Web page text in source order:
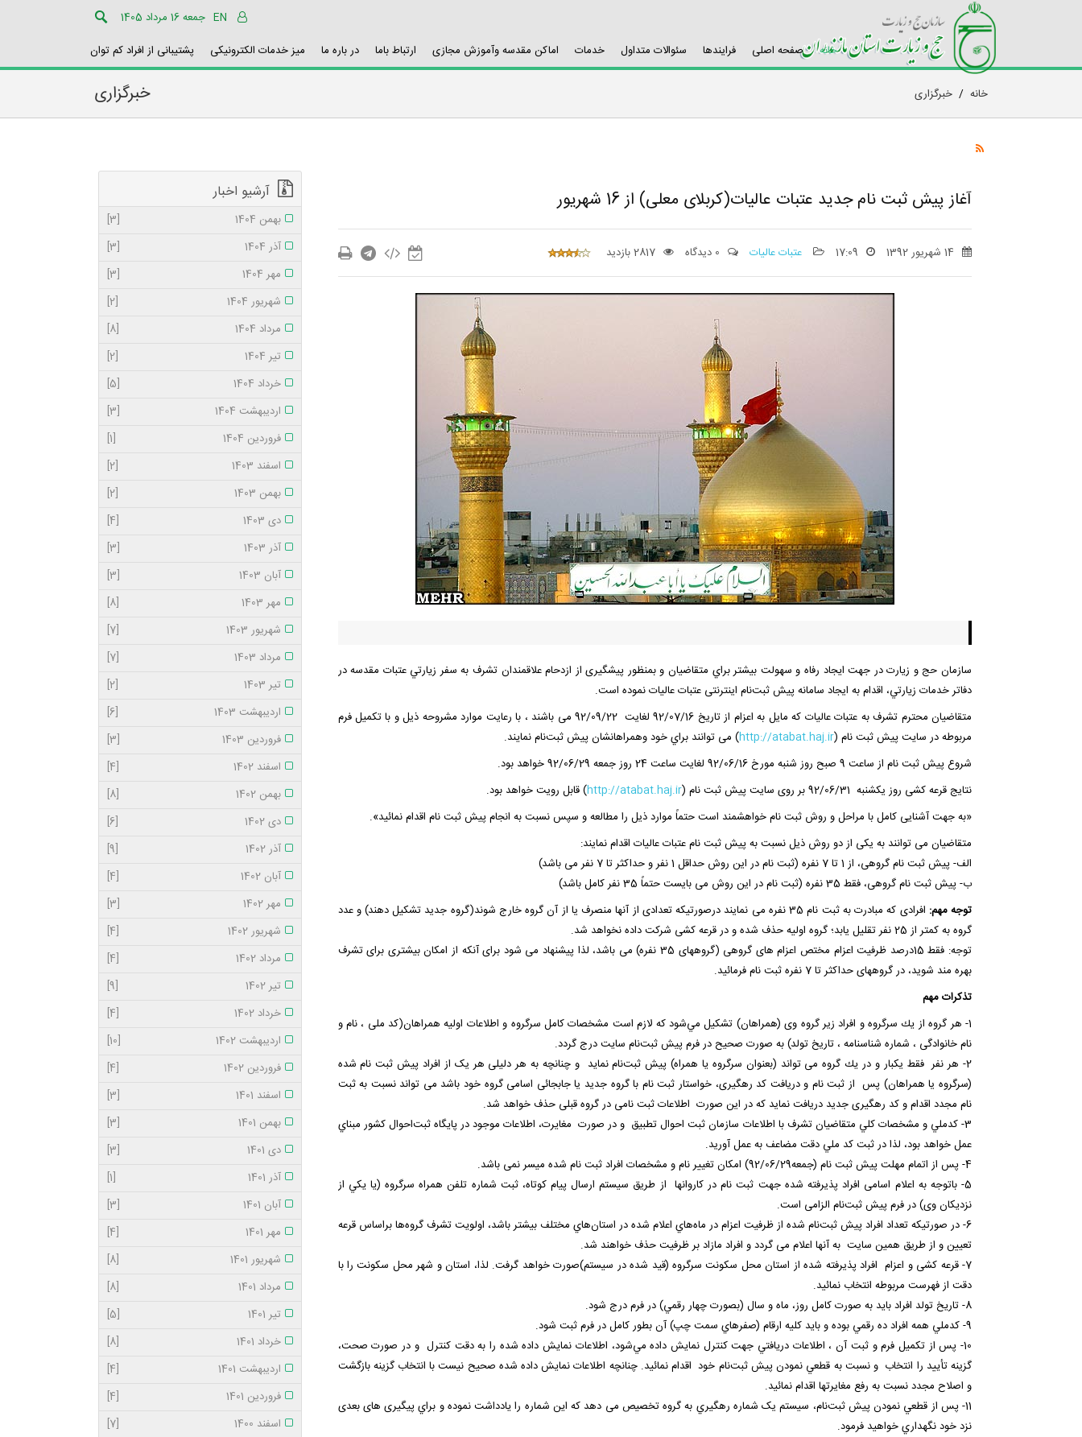
جمعه 16 مرداد 1405 EN
خانه
صفحه اصلی فرایندها سئوالات متداول خدمات اماکن مقدسه وآموزش مجازی ارتباط باما در باره ما میز خدمات الکترونیکی پشتیبانی از افراد کم توان
خبرگزاری خانه / خبرگزاری
آغاز پیش ثبت نام جدید عتبات عالیات(کربلای معلی) از 16 شهریور
14 شهریور 1392 17:09 عتبات عالیات 0 دیدگاه 2817 بازدید
سازمان حج و زيارت در جهت ايجاد رفاه و سهولت بيشتر براي متقاضیان و بمنظور پیشگیری از ازدحام علاقمندان تشرف به سفر زيارتي عتبات مقدسه در
دفاتر خدمات زيارتي، اقدام به ایجاد سامانه پيش ثبت‌نام اینترنتی عتبات عالیات نموده است.
متقاضيان محترم تشرف به عتبات عاليات که مایل به اعزام از تاریخ 92/07/16 لغایت 92/09/22 می باشند ، با رعایت موارد مشروحه ذیل و با تكميل فرم
مربوطه در سايت پیش ثبت نام (http://atabat.haj.ir) می توانند براي خود وهمراهانشان پيش ثبت‌نام نمايند.
شروع پیش ثبت نام از ساعت 9 صبح روز شنبه مورخ 92/06/16 لغایت ساعت 24 روز جمعه 92/06/29 خواهد بود.
نتایج قرعه کشی روز یکشنبه 92/06/31 بر روی سایت پیش ثبت نام (
http://atabat.haj.ir) قابل رویت خواهد بود.
«به جهت آشنایی کامل با مراحل و روش ثبت نام خواهشمند است حتماً موارد ذیل را مطالعه و سپس نسبت به انجام پیش ثبت نام اقدام نمائید».
متقاضیان می توانند به یکی از دو روش ذیل نسبت به پیش ثبت نام عتبات عالیات اقدام نمایند:
الف- پیش ثبت نام گروهی، از 1 تا 7 نفره (ثبت نام در این روش حداقل 1 نفر و حداکثر تا 7 نفر می باشد)
ب- پیش ثبت نام گروهی، فقط 35 نفره (ثبت نام در این روش می بایست حتماً 35 نفر کامل باشد)
توجه مهم:
افرادی که مبادرت به ثبت نام 35 نفره می نمایند درصورتیکه تعدادی از آنها منصرف یا از آن گروه خارج شوند(گروه جدید تشکیل دهند) و عدد
گروه به کمتر از 25 نفر تقلیل یابد؛ گروه اولیه حذف شده و در قرعه کشی شرکت داده نخواهد شد.
توجه: فقط 15درصد ظرفیت اعزام مختص اعزام های گروهی (گروههای 35 نفره) می باشد، لذا پیشنهاد می شود برای آنکه از امکان بیشتری برای تشرف
بهره مند شوید، در گروههای حداکثر تا 7 نفره ثبت نام فرمائید.
تذکرات مهم
1- هر گروه از يك سرگروه و افراد زیر گروه وی (همراهان) تشكيل مي‌شود كه لازم است مشخصات كامل سرگروه و اطلاعات اولیه همراهان(کد ملی ، نام و
نام خانوادگی ، شماره شناسنامه ، تاریخ تولد) به صورت صحیح در فرم پيش ثبت‌نام سايت درج گردد.
2- هر نفر فقط یکبار و در يك گروه می تواند (بعنوان سرگروه يا همراه) پيش ثبت‌نام نمايد و چنانچه به هر دلیلی هر یک از افراد پیش ثبت نام شده
(سرگروه یا همراهان) پس از ثبت نام و دریافت کد رهگیری، خواستار ثبت نام با گروه جدید یا جابجائی اسامی گروه خود باشد می تواند نسبت به ثبت
نام مجدد اقدام و کد رهگیری جدید دریافت نماید که در این صورت اطلاعات ثبت نامی در گروه قبلی حذف خواهد شد.
3- كدملي و مشخصات كلي متقاضیان تشرف با اطلاعات سازمان ثبت احوال تطبیق و در صورت مغايرت، اطلاعات موجود در پايگاه ثبت‌احوال کشور مبناي
عمل خواهد بود، لذا در ثبت كد ملي دقت مضاعف به عمل آورید.
4- پس از اتمام مهلت پیش ثبت نام (جمعه92/06/29) امکان تغییر نام و مشخصات افراد ثبت نام شده میسر نمی باشد.
5- باتوجه به اعلام اسامی افراد پذیرفته شده جهت ثبت نام در کاروانها از طریق سیستم ارسال پیام کوتاه، ثبت شماره تلفن همراه سرگروه (يا يكي از
نزديكان وی) در فرم پيش ثبت‌نام الزامی است.
6- در صورتيكه تعداد افراد پيش ثبت‌نام شده از ظرفيت اعزام در ماه‌هاي اعلام شده در استان‌هاي مختلف بيشتر باشد، اولويت تشرف گروه‌ها براساس قرعه‌
تعيين و از طریق همین سایت به آنها اعلام می گردد و افراد مازاد بر ظرفیت حذف خواهند شد.
7- قرعه کشی و اعزام افراد پذیرفته شده از استان محل سكونت سرگروه (قید شده در سیستم)صورت خواهد گرفت. لذا، استان و شهر محل سكونت را با
دقت از فهرست مربوطه انتخاب نمائيد.
8- تاريخ تولد افراد بايد به صورت كامل روز، ماه و سال (بصورت چهار رقمي) در فرم درج شود.
9- كدملي همه افراد ده رقمي بوده و بايد كليه ارقام (صفرهاي سمت چپ) آن بطور كامل در فرم ثبت شود.
10- پس از تكميل فرم و ثبت آن ، اطلاعات دريافتي جهت کنترل نمايش داده مي‌شود، اطلاعات نمايش داده شده را به دقت كنترل و در صورت صحت،
گزینه تأييد را انتخاب و نسبت به قطعي نمودن پيش ثبت‌نام خود اقدام نمائيد. چنانچه اطلاعات نمايش داده شده صحيح نیست با انتخاب گزینه بازگشت
و اصلاح مجدد نسبت به رفع مغایرتها اقدام نمائيد.
11- پس از قطعي نمودن پيش ثبت‌نام، سیستم یک شماره رهگيري به گروه تخصيص می دهد كه اين شماره را يادداشت نموده و براي پیگیری های بعدی
نزد خود نگهداري خواهید فرمود.
آرشیو اخبار
بهمن 1404
[3]
آذر 1404
[3]
مهر 1404
[3]
شهریور 1404
[2]
مرداد 1404
[8]
تیر 1404
[2]
خرداد 1404
[5]
اردیبهشت 1404
[3]
فروردین 1404
[1]
اسفند 1403
[2]
بهمن 1403
[2]
دی 1403
[4]
آذر 1403
[3]
آبان 1403
[3]
مهر 1403
[8]
شهریور 1403
[7]
مرداد 1403
[7]
تیر 1403
[2]
اردیبهشت 1403
[6]
فروردین 1403
[3]
اسفند 1402
[4]
بهمن 1402
[8]
دی 1402
[6]
آذر 1402
[9]
آبان 1402
[4]
مهر 1402
[3]
شهریور 1402
[4]
مرداد 1402
[4]
تیر 1402
[9]
خرداد 1402
[4]
اردیبهشت 1402
[10]
فروردین 1402
[4]
اسفند 1401
[3]
بهمن 1401
[3]
دی 1401
[3]
آذر 1401
[1]
آبان 1401
[3]
مهر 1401
[4]
شهریور 1401
[8]
مرداد 1401
[8]
تیر 1401
[5]
خرداد 1401
[8]
اردیبهشت 1401
[4]
فروردین 1401
[4]
اسفند 1400
[7]